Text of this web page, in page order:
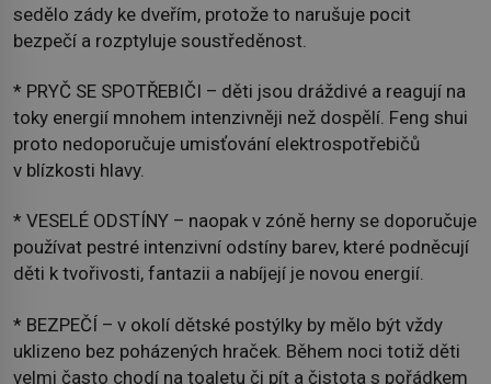
sedělo zády ke dveřím, protože to narušuje pocit
bezpečí a rozptyluje soustředěnost.
* PRYČ SE SPOTŘEBIČI – děti jsou dráždivé a reagují na
toky energií mnohem intenzivněji než dospělí. Feng shui
proto nedoporučuje umisťování elektrospotřebičů
v blízkosti hlavy.
* VESELÉ ODSTÍNY – naopak v zóně herny se doporučuje
používat pestré intenzivní odstíny barev, které podněcují
děti k tvořivosti, fantazii a nabíjejí je novou energií.
* BEZPEČÍ – v okolí dětské postýlky by mělo být vždy
uklizeno bez poházených hraček. Během noci totiž děti
velmi často chodí na toaletu či pít a čistota s pořádkem